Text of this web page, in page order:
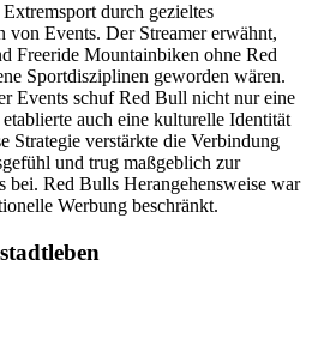
durch gezieltes
von Events. Der Streamer erwähnt,
Freeride Mountainbiken ohne Red
Sportdisziplinen geworden wären.
Events schuf Red Bull nicht nur eine
auch eine kulturelle Identität
Strategie verstärkte die Verbindung
und trug maßgeblich zur
bei. Red Bulls Herangehensweise war
Werbung beschränkt.